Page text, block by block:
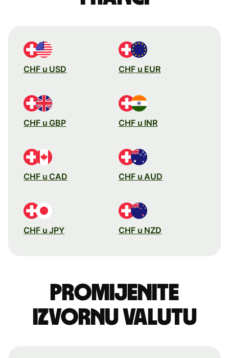
CHF u USD CHF u EUR
CHF u GBP CHF u INR
CHF u CAD CHF u AUD
CHF u JPY CHF u NZD
Promijenite
izvornu valutu